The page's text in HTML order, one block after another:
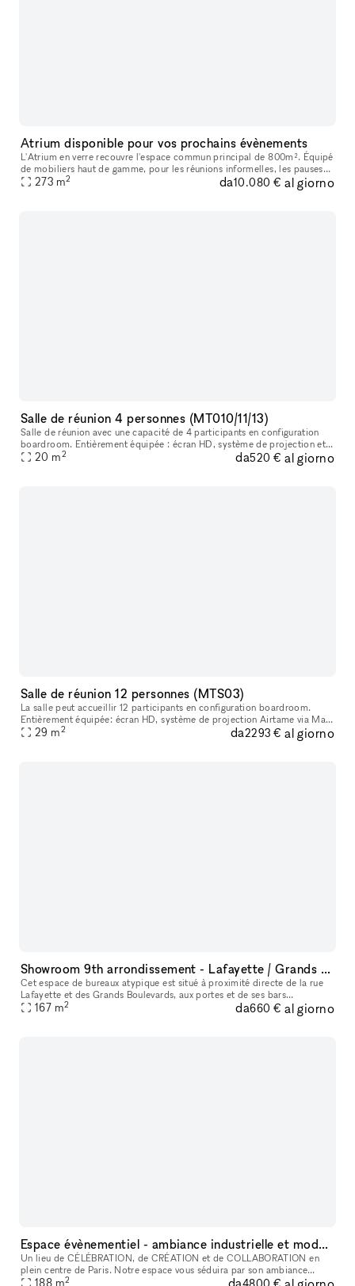
Atrium disponible pour vos prochains évènements
L'Atrium en verre recouvre l'espace commun principal de 800m². Équipé
de mobiliers haut de gamme, pour les réunions informelles, les pauses
déjeuner, ou vos plus beaux évènements. Espace de receptio
273 m2 da10.080 € al giorno
Salle de réunion 4 personnes (MT010/11/13)
Salle de réunion avec une capacité de 4 participants en configuration
boardroom. Entièrement équipée : écran HD, système de projection et
de visioconférence Airtame Hub via Mac ou Pc, Wifi et Whiteb
20 m2 da520 € al giorno
Salle de réunion 12 personnes (MTS03)
La salle peut accueillir 12 participants en configuration boardroom.
Entièrement équipée: écran HD, système de projection Airtame via Mac
ou Pc, Wifi et Whiteboard.
29 m2 da2293 € al giorno
Showroom 9th arrondissement - Lafayette / Grands Boulevards
Cet espace de bureaux atypique est situé à proximité directe de la rue
Lafayette et des Grands Boulevards, aux portes et de ses bars
renommés. Il est parfait pour recevoir des réunions, showrooms, de
167 m2 da660 € al giorno
Espace évènementiel - ambiance industrielle et moderne- agencement modulaire
Un lieu de CÉLÉBRATION, de CRÉATION et de COLLABORATION en
plein centre de Paris. Notre espace vous séduira par son ambiance
industrielle et moderne, son agencement modulaire mais surtout par son
188 m2